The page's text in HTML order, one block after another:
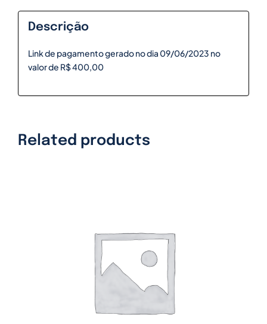
Descrição
Link de pagamento gerado no dia 09/06/2023 no
valor de R$ 400,00
Related products